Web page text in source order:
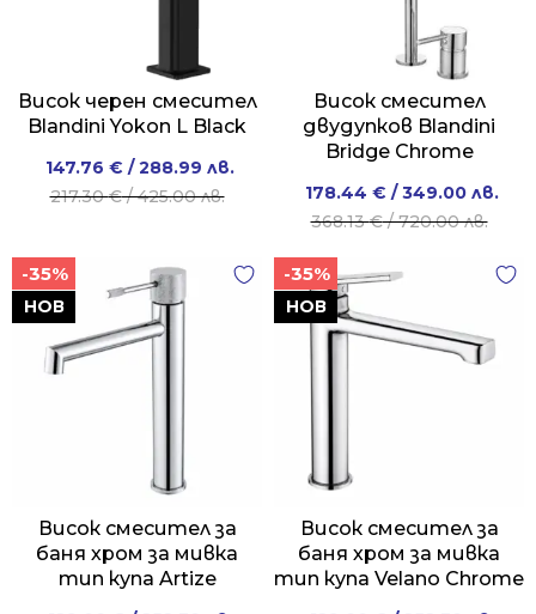
Висок черен смесител
Blandini Yokon L Black
217.30€/ 425.00 лв.
Original
price
/
425.00 лв..
147.76 € / 288.99 лв.
Current
price
/
288.99 лв..
Висок смесител
двудупков Blandini
Bridge Chrome
368.13€/ 720.00 лв.
Original
price
368.13 €
720.00 лв..
178.44 € / 349.00 лв.
Current
price
178.44 €
349.00 лв..
НОВ
-35%
Висок смесител за
баня хром за мивка
тип купа Artize
НОВ
-35%
Висок смесител за
баня хром за мивка
тип купа Velano Chrome